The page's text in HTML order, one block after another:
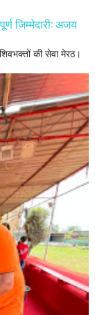
जिम्मेदारी: अजय
की सेवा मेरठ।